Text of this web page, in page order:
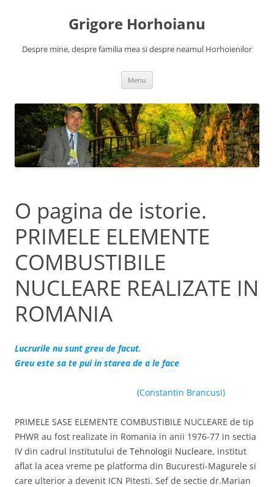
Grigore Horhoianu
Despre mine, despre familia mea si despre neamul Horhoienilor
Menu
O pagina de istorie.
PRIMELE ELEMENTE
COMBUSTIBILE
NUCLEARE REALIZATE IN
ROMANIA
Lucrurile nu sunt greu de facut.
Greu este sa te pui in starea de a le face
(Constantin Brancusi)
PRIMELE SASE ELEMENTE COMBUSTIBILE NUCLEARE de tip
PHWR au fost realizate in Romania in anii 1976-77 in sectia
IV din cadrul Institutului de Tehnologii Nucleare, institut
aflat la acea vreme pe platforma din Bucuresti-Magurele si
care ulterior a devenit ICN Pitesti. Sef de sectie dr.Marian